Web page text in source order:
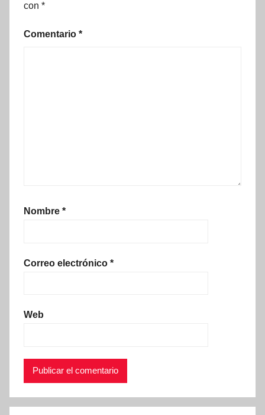
con *
Comentario *
Nombre *
Correo electrónico *
Web